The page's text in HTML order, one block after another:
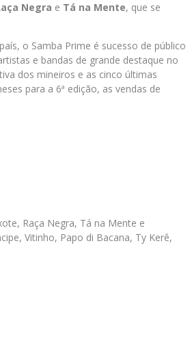
Negra e Tá na Mente, que se
o Samba Prime é sucesso de público
e bandas de grande destaque no
dos mineiros e as cinco últimas
para a 6ª edição, as vendas de
Raça Negra, Tá na Mente e
Vitinho, Papo di Bacana, Ty Kerê,